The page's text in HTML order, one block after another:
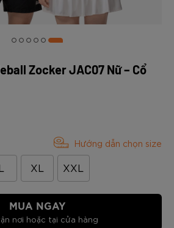
Zocker JAC07 Nữ – Cổ
Hướng dẫn chọn size
XL XXL
MUA NGAY
nơi hoặc tại cửa hàng